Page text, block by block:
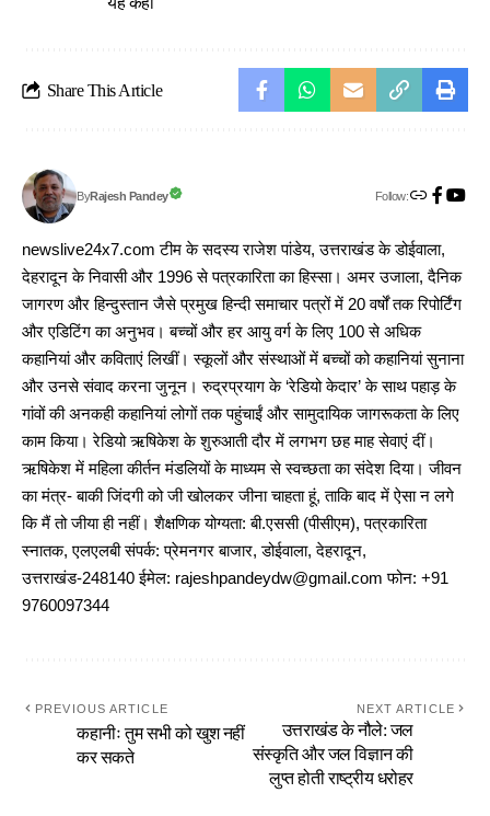
Share This Article
ByRajesh Pandey Follow:
newslive24x7.com टीम के सदस्य राजेश पांडेय, उत्तराखंड के डोईवाला,
देहरादून के निवासी और 1996 से पत्रकारिता का हिस्सा। अमर उजाला, दैनिक
जागरण और हिन्दुस्तान जैसे प्रमुख हिन्दी समाचार पत्रों में 20 वर्षों तक रिपोर्टिंग
और एडिटिंग का अनुभव। बच्चों और हर आयु वर्ग के लिए 100 से अधिक
कहानियां और कविताएं लिखीं। स्कूलों और संस्थाओं में बच्चों को कहानियां सुनाना
और उनसे संवाद करना जुनून। रुद्रप्रयाग के ‘रेडियो केदार’ के साथ पहाड़ के
गांवों की अनकही कहानियां लोगों तक पहुंचाईं और सामुदायिक जागरूकता के लिए
काम किया। रेडियो ऋषिकेश के शुरुआती दौर में लगभग छह माह सेवाएं दीं।
ऋषिकेश में महिला कीर्तन मंडलियों के माध्यम से स्वच्छता का संदेश दिया। जीवन
का मंत्र- बाकी जिंदगी को जी खोलकर जीना चाहता हूं, ताकि बाद में ऐसा न लगे
कि मैं तो जीया ही नहीं। शैक्षणिक योग्यता: बी.एससी (पीसीएम), पत्रकारिता
स्नातक, एलएलबी संपर्क: प्रेमनगर बाजार, डोईवाला, देहरादून,
उत्तराखंड-248140 ईमेल: rajeshpandeydw@gmail.com फोन: +91
9760097344
PREVIOUS ARTICLE
कहानीः तुम सभी को खुश नहीं
कर सकते
NEXT ARTICLE
उत्तराखंड के नौले: जल
संस्कृति और जल विज्ञान की
लुप्त होती राष्ट्रीय धरोहर